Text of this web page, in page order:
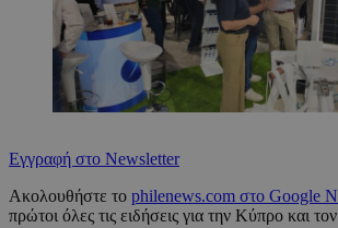
Εγγραφή στο Newsletter
Ακολουθήστε το philenews.com στο Google
πρώτοι όλες τις ειδήσεις για την Κύπρο και